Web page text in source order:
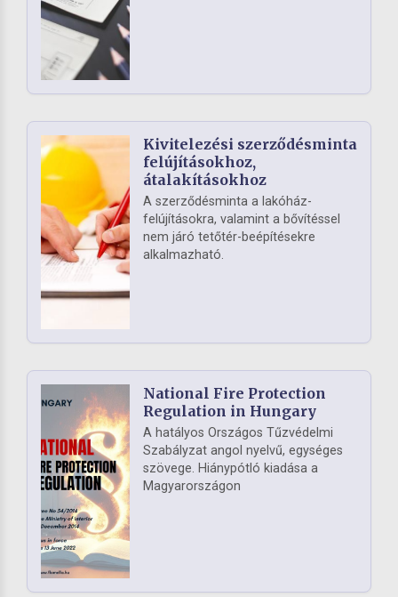
Kivitelezési szerződésminta
felújításokhoz,
átalakításokhoz
A szerződésminta a lakóház-
felújításokra, valamint a bővítéssel
nem járó tetőtér-beépítésekre
alkalmazható.
National Fire Protection
Regulation in Hungary
A hatályos Országos Tűzvédelmi
Szabályzat angol nyelvű, egységes
szövege. Hiánypótló kiadása a
Magyarországon